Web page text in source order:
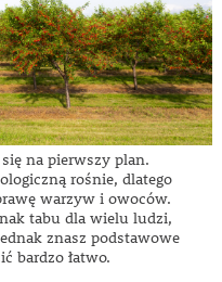
na pierwszy plan.
rośnie, dlatego
warzyw i owoców.
tabu dla wielu ludzi,
znasz podstawowe
bardzo łatwo.